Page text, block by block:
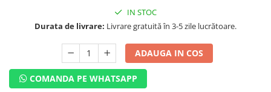
IN STOC
Durata de livrare: Livrare gratuită în 3-5 zile lucrătoare.
ADAUGA IN COS
COMANDA PE WHATSAPP